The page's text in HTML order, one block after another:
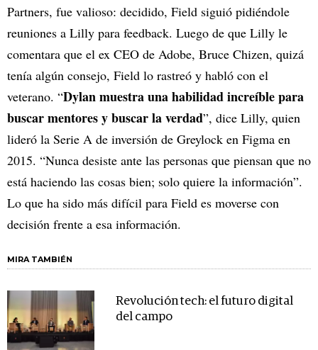
Partners, fue valioso: decidido, Field siguió pidiéndole
reuniones a Lilly para feedback. Luego de que Lilly le
comentara que el ex CEO de Adobe, Bruce Chizen, quizá
tenía algún consejo, Field lo rastreó y habló con el
veterano. “Dylan muestra una habilidad increíble para
buscar mentores y buscar la verdad”, dice Lilly, quien
lideró la Serie A de inversión de Greylock en Figma en
2015. “Nunca desiste ante las personas que piensan que no
está haciendo las cosas bien; solo quiere la información”.
Lo que ha sido más difícil para Field es moverse con
decisión frente a esa información.
MIRA TAMBIÉN
Revolución tech: el futuro digital
del campo